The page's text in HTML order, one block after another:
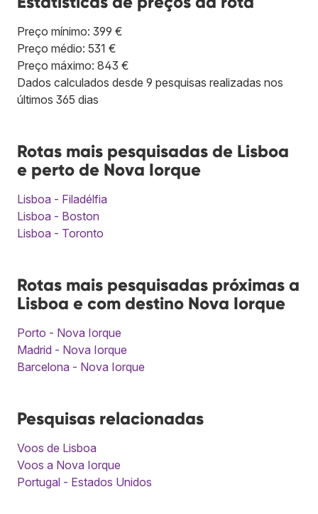
Preço mínimo: 399 €
Preço médio: 531 €
Preço máximo: 843 €
Dados calculados desde 9 pesquisas realizadas nos
últimos 365 dias
Rotas mais pesquisadas de Lisboa
e perto de Nova Iorque
Lisboa - Filadélfia
Lisboa - Boston
Lisboa - Toronto
Rotas mais pesquisadas próximas a
Lisboa e com destino Nova Iorque
Porto - Nova Iorque
Madrid - Nova Iorque
Barcelona - Nova Iorque
Pesquisas relacionadas
Voos de Lisboa
Voos a Nova Iorque
Portugal - Estados Unidos